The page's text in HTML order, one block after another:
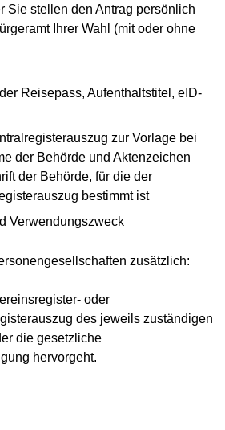
Sie stellen den Antrag persönlich
Ihrer Wahl (mit oder ohne
Reisepass, Aufenthaltstitel, eID-
zur Vorlage bei
der Behörde und Aktenzeichen
der Behörde, für die der
bestimmt ist
Verwendungszweck
zusätzlich:
oder
des jeweils zuständigen
die gesetzliche
hervorgeht.